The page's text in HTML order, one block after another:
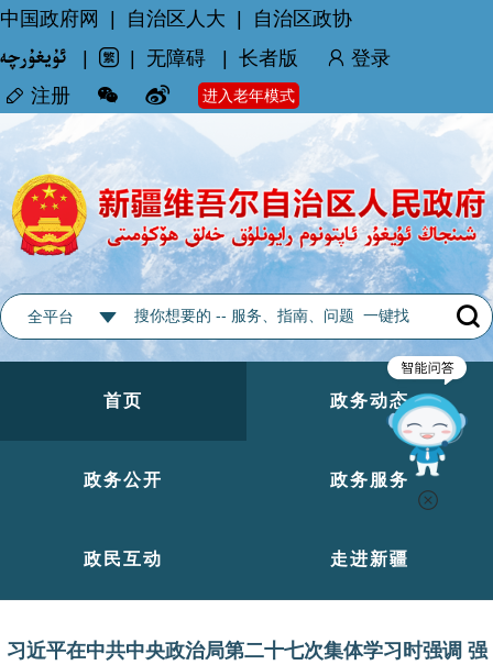
中国政府网 自治区人大
自治区政协
无障碍 长者版
登录
注册
进入老年模式
全平台
首页 政务动态
政务公开 政务服务
政民互动 走进新疆
习近平在中共中央政治局第二十七次集体学习时强调 强